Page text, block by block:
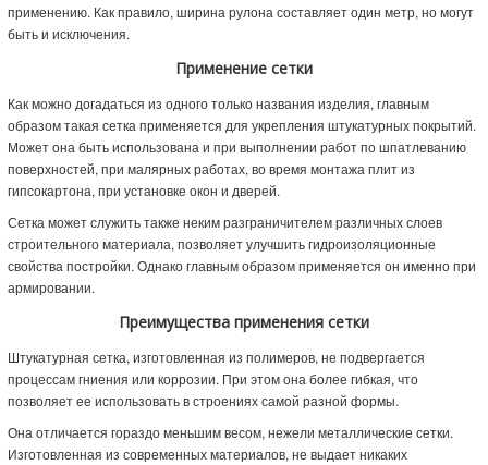
применению. Как правило, ширина рулона составляет один метр, но могут
быть и исключения.
Применение сетки
Как можно догадаться из одного только названия изделия, главным
образом такая сетка применяется для укрепления штукатурных покрытий.
Может она быть использована и при выполнении работ по шпатлеванию
поверхностей, при малярных работах, во время монтажа плит из
гипсокартона, при установке окон и дверей.
Сетка может служить также неким разграничителем различных слоев
строительного материала, позволяет улучшить гидроизоляционные
свойства постройки. Однако главным образом применяется он именно при
армировании.
Преимущества применения сетки
Штукатурная сетка, изготовленная из полимеров, не подвергается
процессам гниения или коррозии. При этом она более гибкая, что
позволяет ее использовать в строениях самой разной формы.
Она отличается гораздо меньшим весом, нежели металлические сетки.
Изготовленная из современных материалов, не выдает никаких